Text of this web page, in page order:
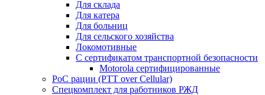
Для склада
Для катера
Для больниц
Для сельского хозяйства
Локомотивные
С сертификатом транспортной безопасности
Motorola сертифицированные
PoC рации (PTT over Cellular)
Спецкомплект для работников РЖД